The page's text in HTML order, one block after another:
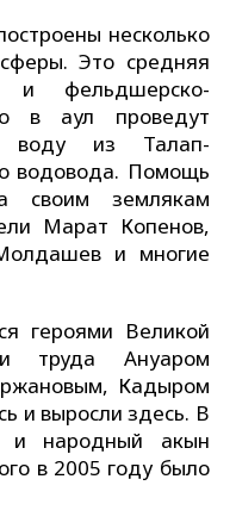
несколько
Это средняя
и фельдшерско-
в аул проведут
воду из Талап-
водовода. Помощь
своим землякам
Марат Копенов,
и многие
героями Великой
труда Ануаром
Кадыром
и выросли здесь. В
и народный акын
в 2005 году было